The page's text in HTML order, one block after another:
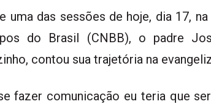
uma das sessões de hoje, dia 17,
do Brasil (CNBB), o padre
contou sua trajetória na
fazer comunicação eu teria que